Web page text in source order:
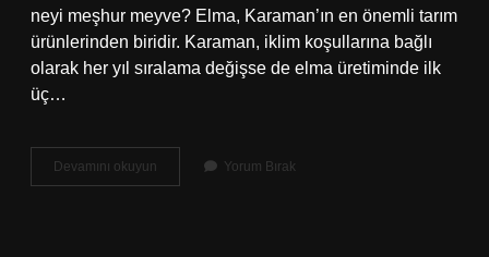
neyi meşhur meyve? Elma, Karaman’ın en önemli tarım
ürünlerinden biridir. Karaman, iklim koşullarına bağlı
olarak her yıl sıralama değişse de elma üretiminde ilk
üç…
Devamını okuyun Karaman
En
Yorum Bırak